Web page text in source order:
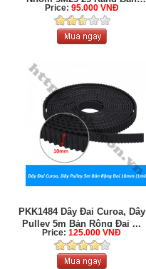
Rộng ...
Price: 95.000 VNĐ
PKK1484 Dây Đai Curoa, Dây
Pulley 5m Bản Rộng Đai ...
Price:125.000 VNĐ